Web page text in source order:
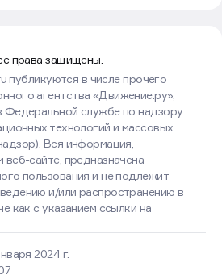
права защищены.
2024 г.
публикуются в числе прочего
агентства «Движение.ру»,
Федеральной службе по надзору
технологий и массовых
Вся информация,
сайте, предназначена
пользования и не подлежит
и/или распространению в
как с указанием ссылки на